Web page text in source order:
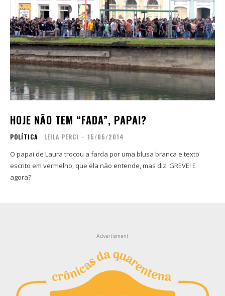
HOJE NÃO TEM “FADA”, PAPAI?
POLÍTICA LEILA PERCI - 15/05/2014
O papai de Laura trocou a farda por uma blusa branca e texto
escrito em vermelho, que ela não entende, mas diz: GREVE! E
agora?
Advertisment